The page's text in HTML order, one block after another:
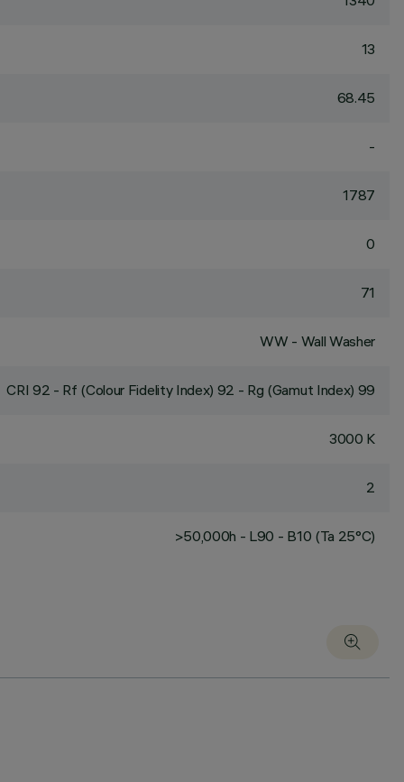
13
68.45
-
1787
0
71
WW - Wall Washer
CRI 92 - Rf (Colour Fidelity Index) 92 - Rg (Gamut Index) 99
3000 K
2
>50,000h - L90 - B10 (Ta 25°C)